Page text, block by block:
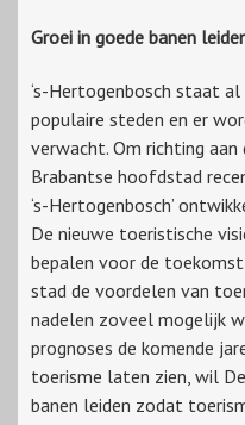
Groei in goede banen
‘s-Hertogenbosch staat
populaire steden en er
verwacht. Om richting
Brabantse hoofdstad
‘s-Hertogenbosch’
De nieuwe toeristische
bepalen voor de
stad de voordelen van
nadelen zoveel mogelijk
prognoses de komende
toerisme laten zien, wil
banen leiden zodat